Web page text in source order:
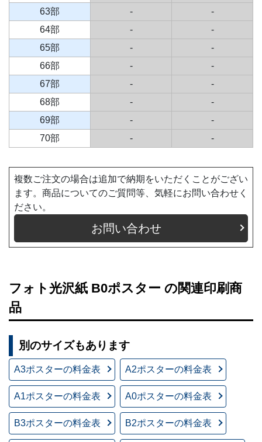
63部
-
-
64部
-
-
65部
-
-
66部
-
-
67部
-
-
68部
-
-
69部
-
-
70部
- -
お問い合わせ
複数ご注文の場合は追加で納期をいただくことがござい
ます。商品についてのご質問等、気軽にお問い合わせく
ださい。
フォト光沢紙 B0ポスター の関連印刷商
品
別のサイズもあります
A3ポスターの料金表 A2ポスターの料金表
A1ポスターの料金表 A0ポスターの料金表
B3ポスターの料金表 B2ポスターの料金表